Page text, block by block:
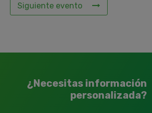
Siguiente evento
¿Necesitas información
personalizada?